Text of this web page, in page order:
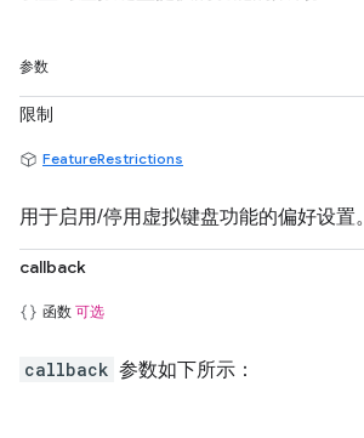
参数
限制
FeatureRestrictions
用于启用/停用虚拟键盘功能的偏好设置。
callback
函数 可选
callback 参数如下所示：